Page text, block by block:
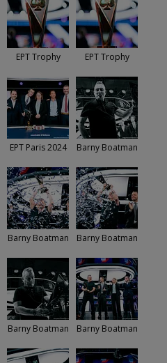
EPT Trophy EPT Trophy
EPT Paris 2024 Barny Boatman
Barny Boatman Barny Boatman
Barny Boatman Barny Boatman